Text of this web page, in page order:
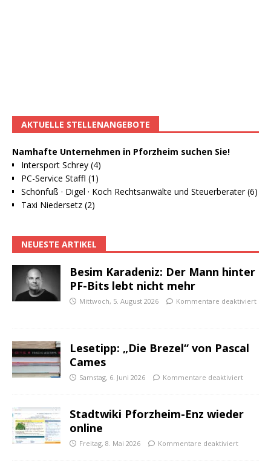
AKTUELLE STELLENANGEBOTE
Namhafte Unternehmen in Pforzheim suchen Sie!
Intersport Schrey (4)
PC-Service Staffl (1)
Schönfuß · Digel · Koch Rechtsanwälte und Steuerberater (6)
Taxi Niedersetz (2)
NEUESTE ARTIKEL
Besim Karadeniz: Der Mann hinter
PF-Bits lebt nicht mehr
Mittwoch, 5. August 2026 Kommentare deaktiviert
Lesetipp: „Die Brezel“ von Pascal
Cames
Samstag, 6. Juni 2026 Kommentare deaktiviert
Stadtwiki Pforzheim-Enz wieder
online
Freitag, 8. Mai 2026 Kommentare deaktiviert